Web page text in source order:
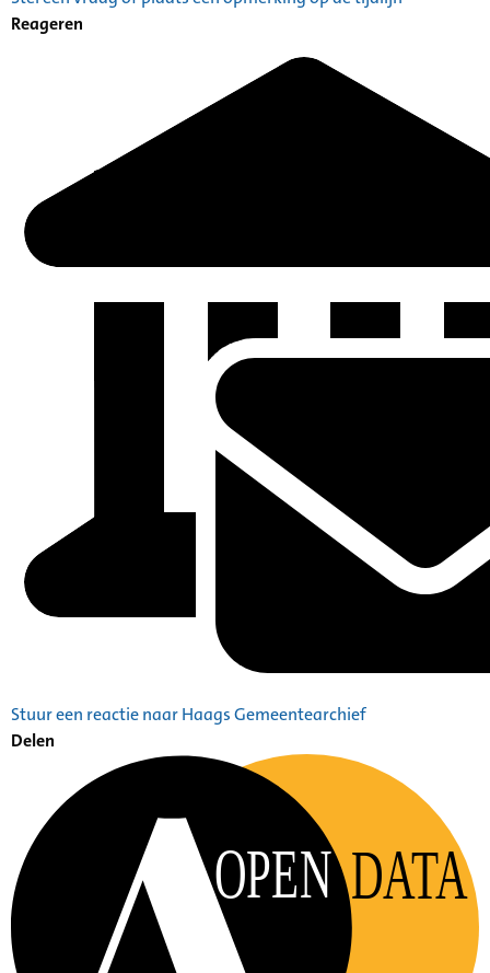
Reageren
Stuur een reactie naar Haags Gemeentearchief
Delen
OPEN DATA